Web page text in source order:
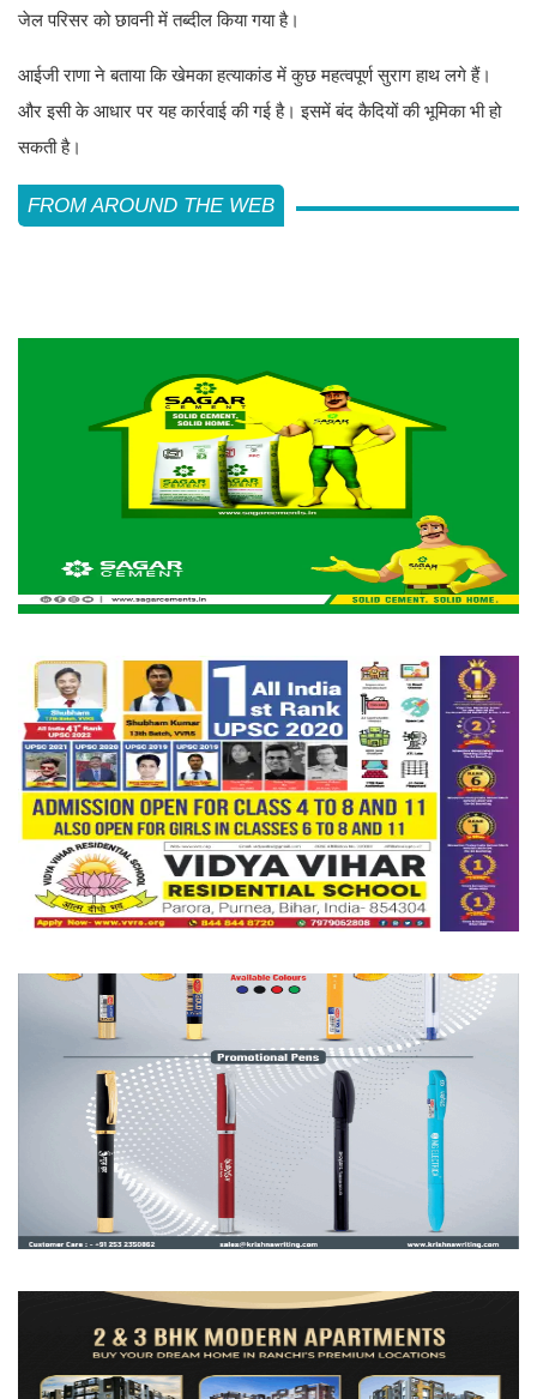
जेल परिसर को छावनी में तब्दील किया गया है।
आईजी राणा ने बताया कि खेमका हत्याकांड में कुछ महत्वपूर्ण सुराग हाथ लगे हैं।
और इसी के आधार पर यह कार्रवाई की गई है। इसमें बंद कैदियों की भूमिका भी हो
सकती है।
FROM AROUND THE WEB